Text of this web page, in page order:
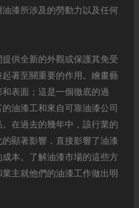
漆所涉及的勞動力以及任何
供全新的外觀或保護其免受
著至關重要的作用。繪畫藝
表面；這是一個徹底的過
油漆工和來自可靠油漆公司
在過去的幾年中，該行業的
顯著影響，直接影響了油漆
本。了解油漆市場的這些方
主就他們的油漆工作做出明